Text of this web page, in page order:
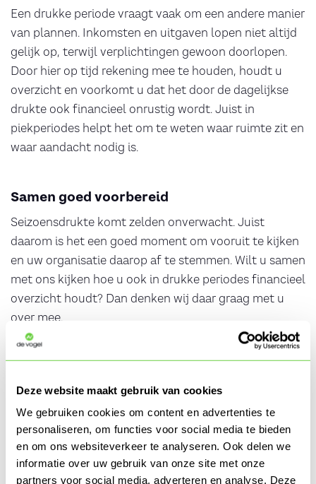
Deze website maakt gebruik van cookies
We gebruiken cookies om content en advertenties te
personaliseren, om functies voor social media te bieden
en om ons websiteverkeer te analyseren. Ook delen we
informatie over uw gebruik van onze site met onze
partners voor social media, adverteren en analyse. Deze
Een drukke periode vraagt vaak om een andere manier
van plannen. Inkomsten en uitgaven lopen niet altijd
gelijk op, terwijl verplichtingen gewoon doorlopen.
Door hier op tijd rekening mee te houden, houdt u
overzicht en voorkomt u dat het door de dagelijkse
drukte ook financieel onrustig wordt. Juist in
piekperiodes helpt het om te weten waar ruimte zit en
waar aandacht nodig is.
Samen goed voorbereid
Seizoensdrukte komt zelden onverwacht. Juist
daarom is het een goed moment om vooruit te kijken
en uw organisatie daarop af te stemmen. Wilt u samen
met ons kijken hoe u ook in drukke periodes financieel
overzicht houdt? Dan denken wij daar graag met u
over mee.
advies?
Heeft u naar aanleiding van informatie op deze pagina
een vraag of wilt u persoonlijk advies? Vul dan het
onderstaande reactieformulier in of neemcontact
met ons op.